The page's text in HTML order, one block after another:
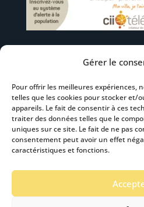
Gérer le
Pour offrir les meilleures expériences,
telles que les cookies pour stocker et/
appareils. Le fait de consentir à ces
traiter des données telles que le
uniques sur ce site. Le fait de ne pas
consentement peut avoir un effet
caractéristiques et fonctions.
Suivez-nous
S’abonner à la